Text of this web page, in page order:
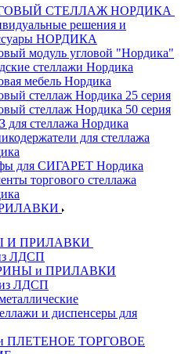
СТЕЛЛАЖ НОРДИКА
решения и
НОРДИКА
модуль угловой "Нордика"
стеллажи Нордика
мебель Нордика
стеллаж Нордика 25 серия
стеллаж Нордика 50 серия
стеллажа Нордика
для стеллажа
для СИГАРЕТ Нордика
торгового стеллажа
И ПРИЛАВКИ
ЛДСП
и ПРИЛАВКИ
ЛДСП
и диспенсеры для
ПЛЕТЕНОЕ ТОРГОВОЕ